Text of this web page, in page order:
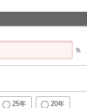
％
25年 20年